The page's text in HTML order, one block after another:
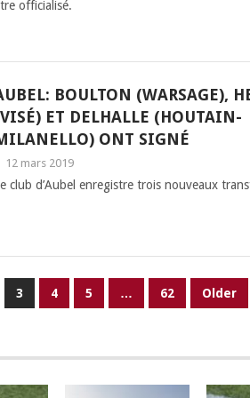
officialisé.
BOULTON (WARSAGE),
ET DELHALLE (HOUTAIN-
ONT SIGNÉ
12 mars 2019
club d’Aubel enregistre trois nouveaux
3 4 5 … 62 Older